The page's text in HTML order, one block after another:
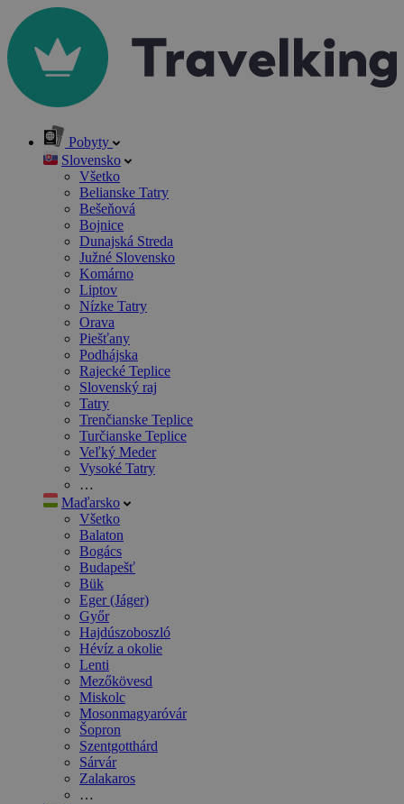
Pobyty
Slovensko
Všetko
Belianske Tatry
Bešeňová
Bojnice
Dunajská Streda
Južné Slovensko
Komárno
Liptov
Nízke Tatry
Orava
Piešťany
Podhájska
Rajecké Teplice
Slovenský raj
Tatry
Trenčianske Teplice
Turčianske Teplice
Veľký Meder
Vysoké Tatry
…
Maďarsko
Všetko
Balaton
Bogács
Budapešť
Bük
Eger (Jáger)
Győr
Hajdúszoboszló
Hévíz a okolie
Lenti
Mezőkövesd
Miskolc
Mosonmagyaróvár
Šopron
Szentgotthárd
Sárvár
Zalakaros
…